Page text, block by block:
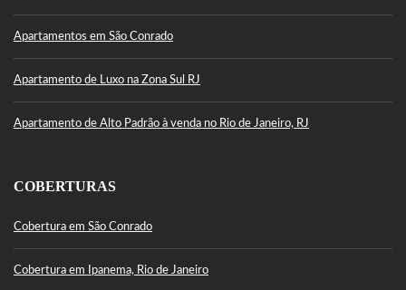
Apartamentos em São Conrado
Apartamento de Luxo na Zona Sul RJ
Apartamento de Alto Padrão à venda no Rio de Janeiro, RJ
COBERTURAS
Cobertura em São Conrado
Cobertura em Ipanema, Rio de Janeiro